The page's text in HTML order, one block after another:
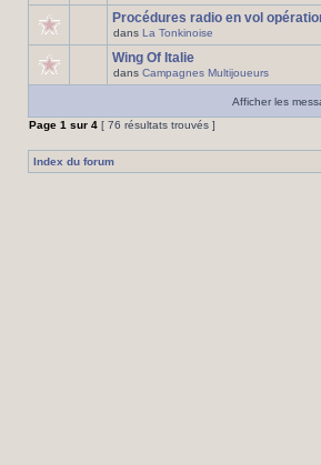
Procédures radio en vol
dans La Tonkinoise
Wing Of Italie
dans Campagnes Multijoueurs
Afficher les
Page 1 sur 4 [ 76 résultats trouvés ]
Index du forum